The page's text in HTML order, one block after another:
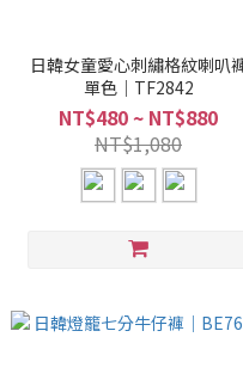
日韓女童愛心刺繡格紋喇叭
單色｜TF2842
NT$480 ~ NT$880
NT$1,080